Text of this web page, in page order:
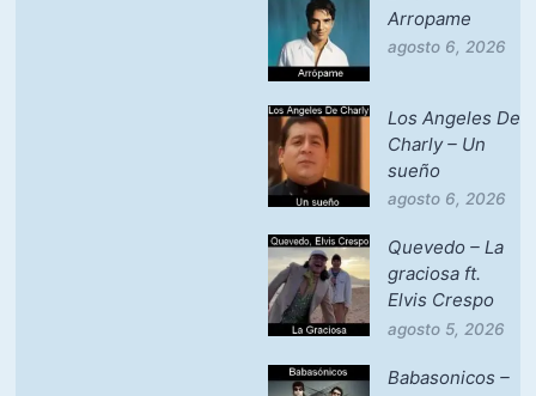
Arropame
agosto 6, 2026
Los Angeles De
Charly – Un
sueño
agosto 6, 2026
Quevedo – La
graciosa ft.
Elvis Crespo
agosto 5, 2026
Babasonicos –